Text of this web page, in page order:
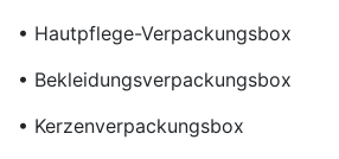
• Hautpflege-Verpackungsbox
• Bekleidungsverpackungsbox
• Kerzenverpackungsbox